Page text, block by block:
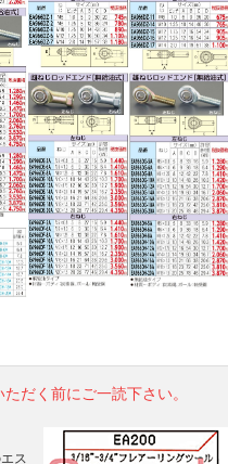
だく前にご一読下さい。
ス